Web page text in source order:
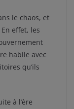
le chaos, et
effet, les
habile avec
qu’ils
à l’ère